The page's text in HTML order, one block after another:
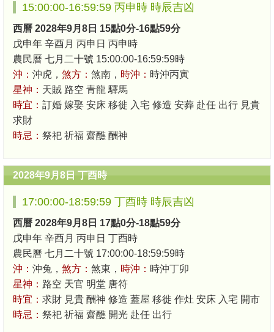
15:00:00-16:59:59 丙申時 時辰吉凶
西曆 2028年9月8日 15點0分-16點59分
戊申年 辛酉月 丙申日 丙申時
農民曆 七月二十號 15:00:00-16:59:59時
沖： 沖虎， 煞方： 煞南， 時沖： 時沖丙寅
星神： 天賊 路空 青龍 驛馬
時宜： 訂婚 嫁娶 安床 移徙 入宅 修造 安葬 赴任 出行 見貴
求財
時忌： 祭祀 祈福 齋醮 酬神
2028年9月8日 丁酉時
17:00:00-18:59:59 丁酉時 時辰吉凶
西曆 2028年9月8日 17點0分-18點59分
戊申年 辛酉月 丙申日 丁酉時
農民曆 七月二十號 17:00:00-18:59:59時
沖： 沖兔， 煞方： 煞東， 時沖： 時沖丁卯
星神： 路空 天官 明堂 唐符
時宜： 求財 見貴 酬神 修造 蓋屋 移徙 作灶 安床 入宅 開市
時忌： 祭祀 祈福 齋醮 開光 赴任 出行